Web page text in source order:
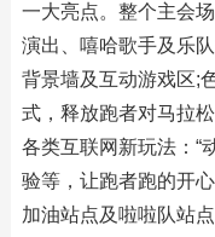
一大亮点。整个主会
演出、嘻哈歌手及乐
背景墙及互动游戏区;
式，释放跑者对马拉
各类互联网新玩法：“
验等，让跑者跑的开
加油站点及啦啦队站